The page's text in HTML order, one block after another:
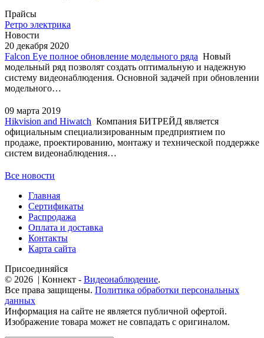
Прайсы
Ретро электрика
Новости
20 декабря 2020
Falcon Eye полное обновление модельного ряда Новый
модельный ряд позволят создать оптимальную и надежную
систему видеонаблюдения. Основной задачей при обновлении
модельного…
09 марта 2019
Hikvision and Hiwatch Компания БИТРЕЙД является
официальным специализированным предприятием по
продаже, проектированию, монтажу и технической поддержке
систем видеонаблюдения…
Все новости
Главная
Сертификаты
Распродажа
Оплата и доставка
Контакты
Карта сайта
Присоединяйся
© 2026 | Коннект - Видеонаблюдение.
Все права защищены. Политика обработки персональных
данных
Информация на сайте не является публичной офертой.
Изображение товара может не совпадать с оригиналом.